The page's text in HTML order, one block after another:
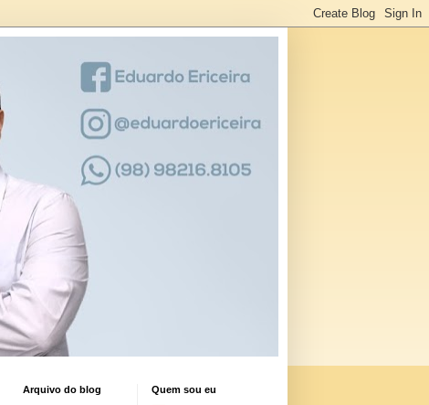
Arquivo do blog Quem sou eu